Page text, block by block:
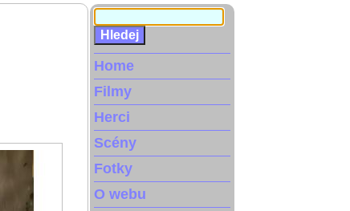
Home
Filmy
Herci
Scény
Fotky
O webu